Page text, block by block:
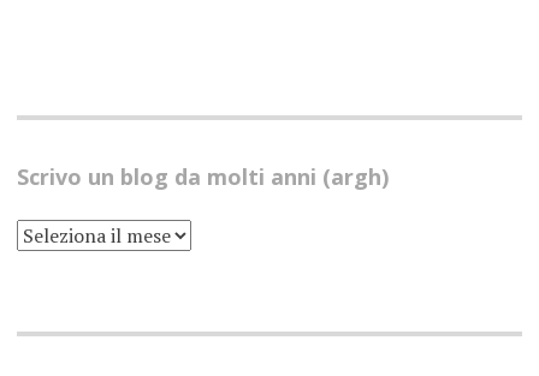
Scrivo un blog da molti anni (argh)
SCRIVO
UN
(ARGH)